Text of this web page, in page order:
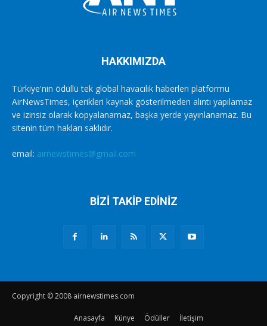
HAKKIMIZDA
Türkiye'nin ödüllü tek global havacılık haberleri platformu
AirNewsTimes, içerikleri kaynak gösterilmeden alıntı yapılamaz
ve izinsiz olarak kopyalanamaz, başka yerde yayınlanamaz. Bu
sitenin tüm hakları saklıdır.
email: airnewstimes@gmail.com
BİZİ TAKİP EDİNİZ
Copyright © 2008 airnewstimes.com
Anasayfa Künye Ödüller İletişim